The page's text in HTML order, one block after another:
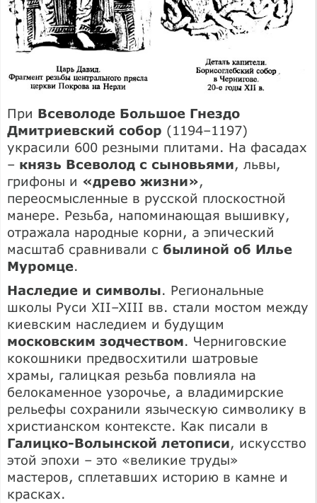
При Всеволоде Большое Гнездо
Дмитриевский собор (1194–1197)
украсили 600 резными плитами. На фасадах
– князь Всеволод с сыновьями, львы,
грифоны и «древо жизни»,
переосмысленные в русской плоскостной
манере. Резьба, напоминающая вышивку,
отражала народные корни, а эпический
масштаб сравнивали с былиной об Илье
Муромце.
Наследие и символы. Региональные
школы Руси XII–XIII вв. стали мостом между
киевским наследием и будущим
московским зодчеством. Черниговские
кокошники предвосхитили шатровые
храмы, галицкая резьба повлияла на
белокаменное узорочье, а владимирские
рельефы сохранили языческую символику в
христианском контексте. Как писали в
Галицко-Волынской летописи, искусство
этой эпохи – это «великие труды»
мастеров, сплетавших историю в камне и
красках.